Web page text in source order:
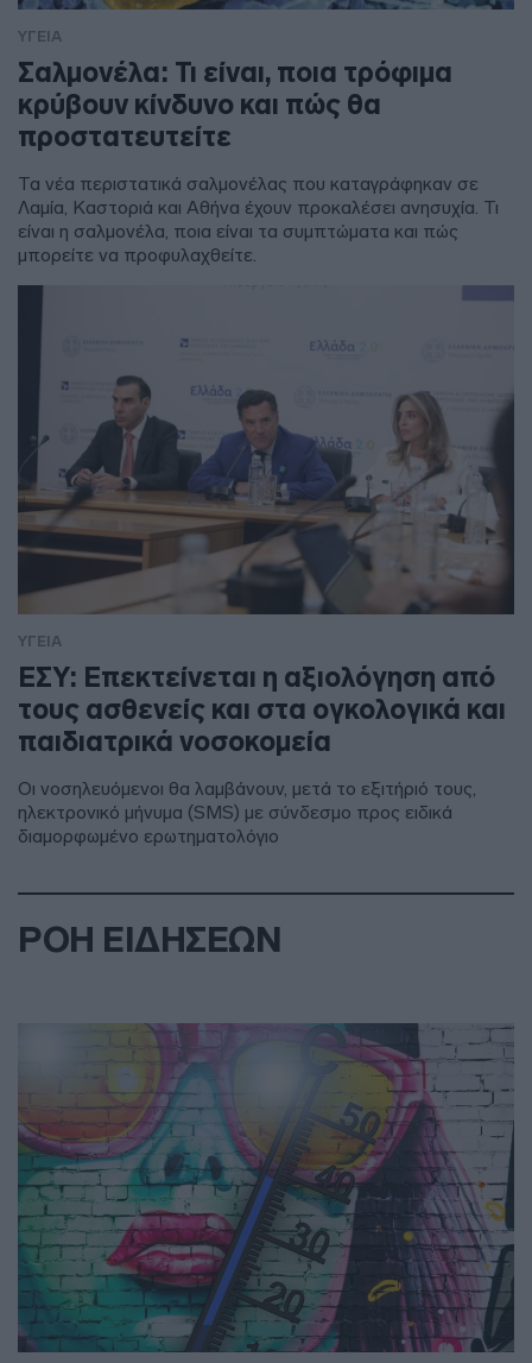
ΥΓΕΙΑ
Σαλμονέλα: Τι είναι, ποια τρόφιμα
κρύβουν κίνδυνο και πώς θα
προστατευτείτε
Τα νέα περιστατικά σαλμονέλας που καταγράφηκαν σε
Λαμία, Καστοριά και Αθήνα έχουν προκαλέσει ανησυχία. Τι
είναι η σαλμονέλα, ποια είναι τα συμπτώματα και πώς
μπορείτε να προφυλαχθείτε.
ΥΓΕΙΑ
ΕΣΥ: Επεκτείνεται η αξιολόγηση από
τους ασθενείς και στα ογκολογικά και
παιδιατρικά νοσοκομεία
Οι νοσηλευόμενοι θα λαμβάνουν, μετά το εξιτήριό τους,
ηλεκτρονικό μήνυμα (SMS) με σύνδεσμο προς ειδικά
διαμορφωμένο ερωτηματολόγιο
ΡΟΗ ΕΙΔΗΣΕΩΝ